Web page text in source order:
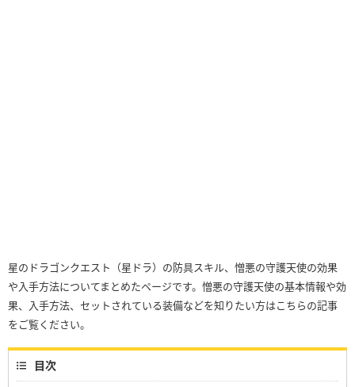
星のドラゴンクエスト（星ドラ）の防具スキル、憎悪の守護天使の効果
や入手方法についてまとめたページです。憎悪の守護天使の基本情報や効
果、入手方法、セットされている装備などを知りたい方はこちらの記事
をご覧ください。
目次